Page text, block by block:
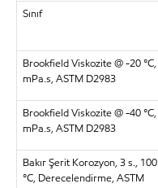
Sınıf
Brookfield Viskozite @ -20 °C,
mPa.s, ASTM D2983
Brookfield Viskozite @ -40 °C,
mPa.s, ASTM D2983
Bakır Şerit Korozyon, 3 s., 100
°C, Derecelendirme, ASTM